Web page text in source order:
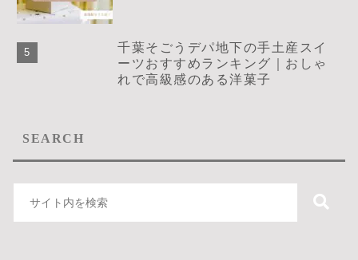
千葉そごうデパ地下の手土産スイ
ーツおすすめランキング｜おしゃ
れで高級感のある洋菓子
SEARCH